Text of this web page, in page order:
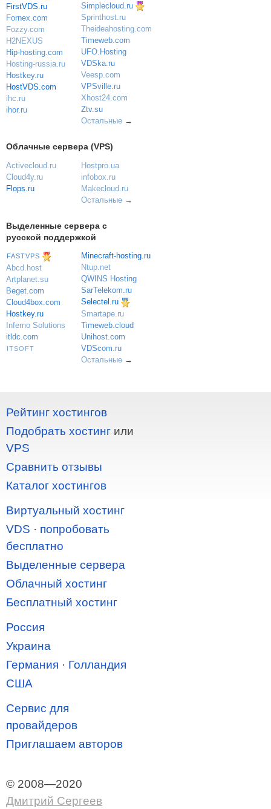
FirstVDS.ru
Fornex.com
Fozzy.com
H2NEXUS
Hip-hosting.com
Hosting-russia.ru
Hostkey.ru
HostVDS.com
ihc.ru
ihor.ru
Simplecloud.ru
Sprinthost.ru
Theideahosting.com
Timeweb.com
UFO.Hosting
VDSka.ru
Veesp.com
VPSville.ru
Xhost24.com
Ztv.su
Остальные→
Облачные сервера (VPS)
Activecloud.ru
Cloud4y.ru
Flops.ru
Hostpro.ua
infobox.ru
Makecloud.ru
Остальные→
Выделенные сервера с
русской поддержкой
FASTVPS
Abcd.host
Artplanet.su
Beget.com
Cloud4box.com
Hostkey.ru
Inferno Solutions
itldc.com
ITSOFT
Minecraft-hosting.ru
Ntup.net
QWINS Hosting
SarTelekom.ru
Selectel.ru
Smartape.ru
Timeweb.cloud
Unihost.com
VDScom.ru
Остальные→
Рейтинг хостингов
Подобрать хостинг или
VPS
Сравнить отзывы
Каталог хостингов
Виртуальный хостинг
VDS · попробовать
бесплатно
Выделенные сервера
Облачный хостинг
Бесплатный хостинг
Россия
Украина
Германия · Голландия
США
Сервис для
провайдеров
Приглашаем авторов
© 2008—2020
Дмитрий Сергеев